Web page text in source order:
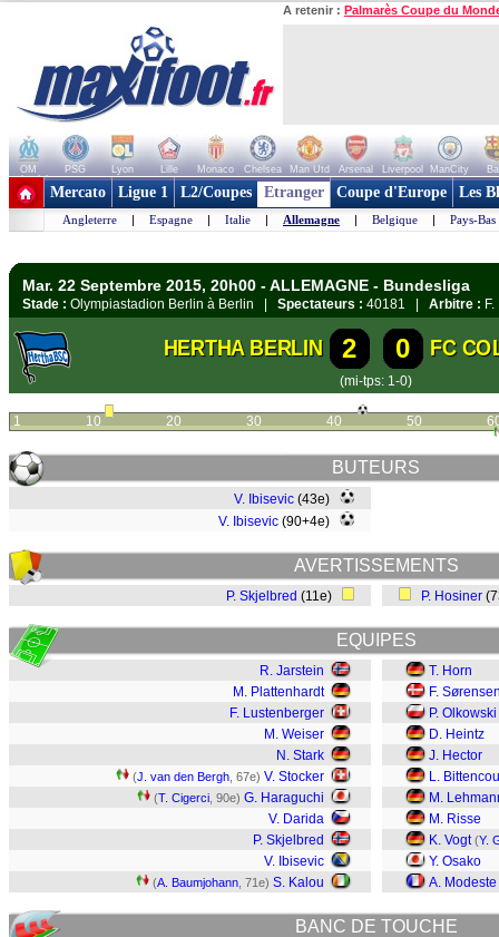
A retenir : Palmarès Coupe du
OM PSG Lyon Lille Monaco Chelsea Man Utd Arsenal Liverpool ManCity
+ de clubs
Mercato Ligue 1 L2/Coupes Etranger Coupe d'Europe Les
Angleterre | Espagne | Italie | Allemagne | Belgique | Pays-Bas
Mar. 22 Septembre 2015, 20h00 - ALLEMAGNE - Bundesliga
Stade : Olympiastadion Berlin à Berlin | Spectateurs : 40181 | Arbitre :
HERTHA BERLIN 2 0 FC
(mi-tps: 1-0)
1 10 20 30 40 50
BUTEURS
V. Ibisevic (43e)
V. Ibisevic (90+4e)
AVERTISSEMENTS
P. Skjelbred (11e) P. Hosiner
EQUIPES
R. Jarstein
M. Plattenhardt
F. Lustenberger
M. Weiser
N. Stark
(J. van den Bergh , 67e) V. Stocker
(T. Cigerci , 90e) G. Haraguchi
V. Darida
P. Skjelbred
V. Ibisevic
(A. Baumjohann , 71e) S. Kalou
T. Horn
F.
P. Olkowski
D. Heintz
J. Hector
L.
M.
M. Risse
K. Vogt (Y.
Y. Osako
A. Modeste
BANC DE TOUCHE